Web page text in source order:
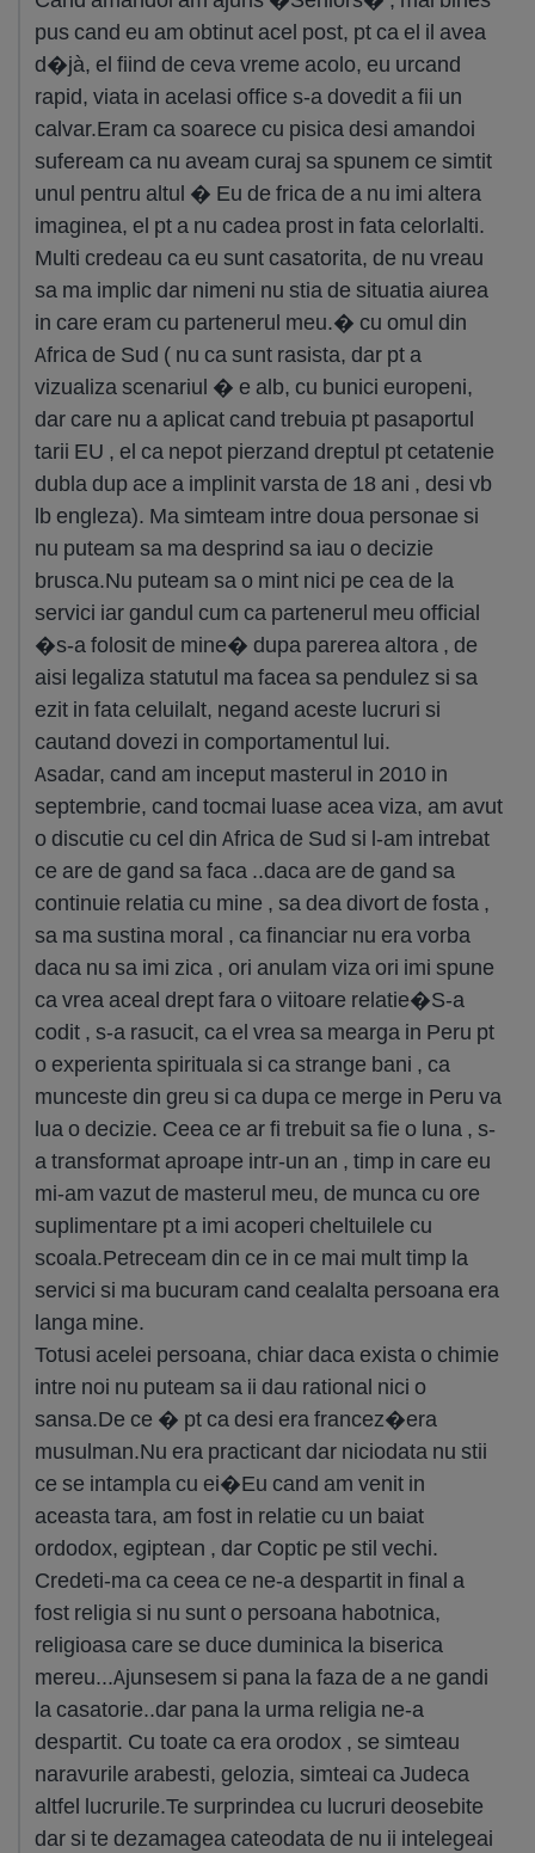
pus cand eu am obtinut acel post, pt ca el il avea
d�jà, el fiind de ceva vreme acolo, eu urcand
rapid, viata in acelasi office s-a dovedit a fii un
calvar.Eram ca soarece cu pisica desi amandoi
sufeream ca nu aveam curaj sa spunem ce simtit
unul pentru altul � Eu de frica de a nu imi altera
imaginea, el pt a nu cadea prost in fata celorlalti.
Multi credeau ca eu sunt casatorita, de nu vreau
sa ma implic dar nimeni nu stia de situatia aiurea
in care eram cu partenerul meu.� cu omul din
Africa de Sud ( nu ca sunt rasista, dar pt a
vizualiza scenariul � e alb, cu bunici europeni,
dar care nu a aplicat cand trebuia pt pasaportul
tarii EU , el ca nepot pierzand dreptul pt cetatenie
dubla dup ace a implinit varsta de 18 ani , desi vb
lb engleza). Ma simteam intre doua personae si
nu puteam sa ma desprind sa iau o decizie
brusca.Nu puteam sa o mint nici pe cea de la
servici iar gandul cum ca partenerul meu official
�s-a folosit de mine� dupa parerea altora , de
aisi legaliza statutul ma facea sa pendulez si sa
ezit in fata celuilalt, negand aceste lucruri si
cautand dovezi in comportamentul lui.
Asadar, cand am inceput masterul in 2010 in
septembrie, cand tocmai luase acea viza, am avut
o discutie cu cel din Africa de Sud si l-am intrebat
ce are de gand sa faca ..daca are de gand sa
continuie relatia cu mine , sa dea divort de fosta ,
sa ma sustina moral , ca financiar nu era vorba
daca nu sa imi zica , ori anulam viza ori imi spune
ca vrea aceal drept fara o viitoare relatie�S-a
codit , s-a rasucit, ca el vrea sa mearga in Peru pt
o experienta spirituala si ca strange bani , ca
munceste din greu si ca dupa ce merge in Peru va
lua o decizie. Ceea ce ar fi trebuit sa fie o luna , s-
a transformat aproape intr-un an , timp in care eu
mi-am vazut de masterul meu, de munca cu ore
suplimentare pt a imi acoperi cheltuilele cu
scoala.Petreceam din ce in ce mai mult timp la
servici si ma bucuram cand cealalta persoana era
langa mine.
Totusi acelei persoana, chiar daca exista o chimie
intre noi nu puteam sa ii dau rational nici o
sansa.De ce � pt ca desi era francez�era
musulman.Nu era practicant dar niciodata nu stii
ce se intampla cu ei�Eu cand am venit in
aceasta tara, am fost in relatie cu un baiat
ordodox, egiptean , dar Coptic pe stil vechi.
Credeti-ma ca ceea ce ne-a despartit in final a
fost religia si nu sunt o persoana habotnica,
religioasa care se duce duminica la biserica
mereu...Ajunsesem si pana la faza de a ne gandi
la casatorie..dar pana la urma religia ne-a
despartit. Cu toate ca era orodox , se simteau
naravurile arabesti, gelozia, simteai ca Judeca
altfel lucrurile.Te surprindea cu lucruri deosebite
dar si te dezamagea cateodata de nu ii intelegeai